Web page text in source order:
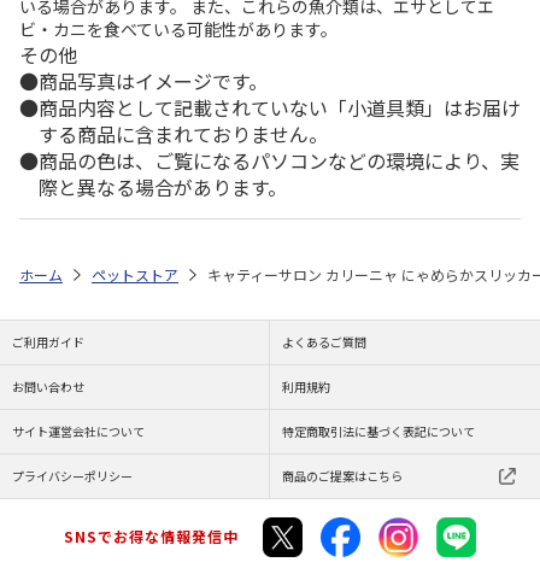
いる場合があります。 また、これらの魚介類は、エサとしてエ
ビ・カニを食べている可能性があります。
その他
商品写真はイメージです。
商品内容として記載されていない「小道具類」はお届け
する商品に含まれておりません。
商品の色は、ご覧になるパソコンなどの環境により、実
際と異なる場合があります。
ホーム ペットストア キャティーサロン カリーニャ にゃめらかスリッカ
ご利用ガイド よくあるご質問
お問い合わせ 利用規約
サイト運営会社について 特定商取引法に基づく表記について
プライバシーポリシー 商品のご提案はこちら
SNSでお得な情報発信中